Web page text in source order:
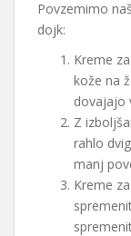
Povzemimo
dojk:
Kreme
kože na
dovajajo
Z
rahlo
manj
Kreme